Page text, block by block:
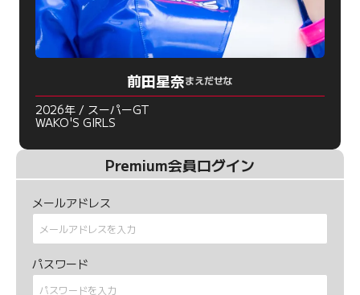
前田星奈まえだせな
2026年 / スーパーGT
WAKO'S GIRLS
Premium会員ログイン
メールアドレス
パスワード